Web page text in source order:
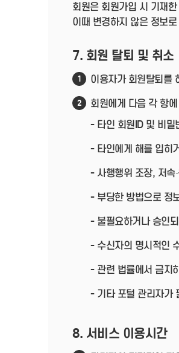
회원은 회원가입 시 기재
이때 변경하지 않은 정보
7. 회원 탈퇴 및 취소
1 이용자가 회원탈퇴를
2
회원에게 다음 각 항
- 타인 회원ID 및 비밀
- 타인에게 해를 입히
- 사행행위 조장, 저속
- 부당한 방법으로 정
- 불필요하거나 승인
- 수신자의 명시적인
- 관련 법률에서 금지
- 기타 포털 관리자가
8. 서비스 이용시간